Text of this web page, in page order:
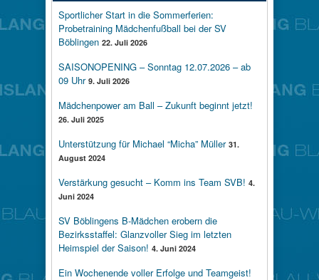
Sportlicher Start in die Sommerferien:
Probetraining Mädchenfußball bei der SV
Böblingen 22. Juli 2026
SAISONOPENING – Sonntag 12.07.2026 – ab
09 Uhr 9. Juli 2026
Mädchenpower am Ball – Zukunft beginnt jetzt!
26. Juli 2025
Unterstützung für Michael “Micha” Müller 31.
August 2024
Verstärkung gesucht – Komm ins Team SVB! 4.
Juni 2024
SV Böblingens B-Mädchen erobern die
Bezirksstaffel: Glanzvoller Sieg im letzten
Heimspiel der Saison! 4. Juni 2024
Ein Wochenende voller Erfolge und Teamgeist!